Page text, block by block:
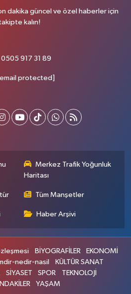
dakika güncel ve özel haberler için
kalın!
0505 917 31 89
protected]
Merkez Trafik Yoğunluk
Haritası
Tüm Manşetler
Haber Arşivi
BİYOGRAFİLER
EKONOMİ
nedir-nasil
KÜLTÜR SANAT
SİYASET SPOR
TEKNOLOJİ
YAŞAM